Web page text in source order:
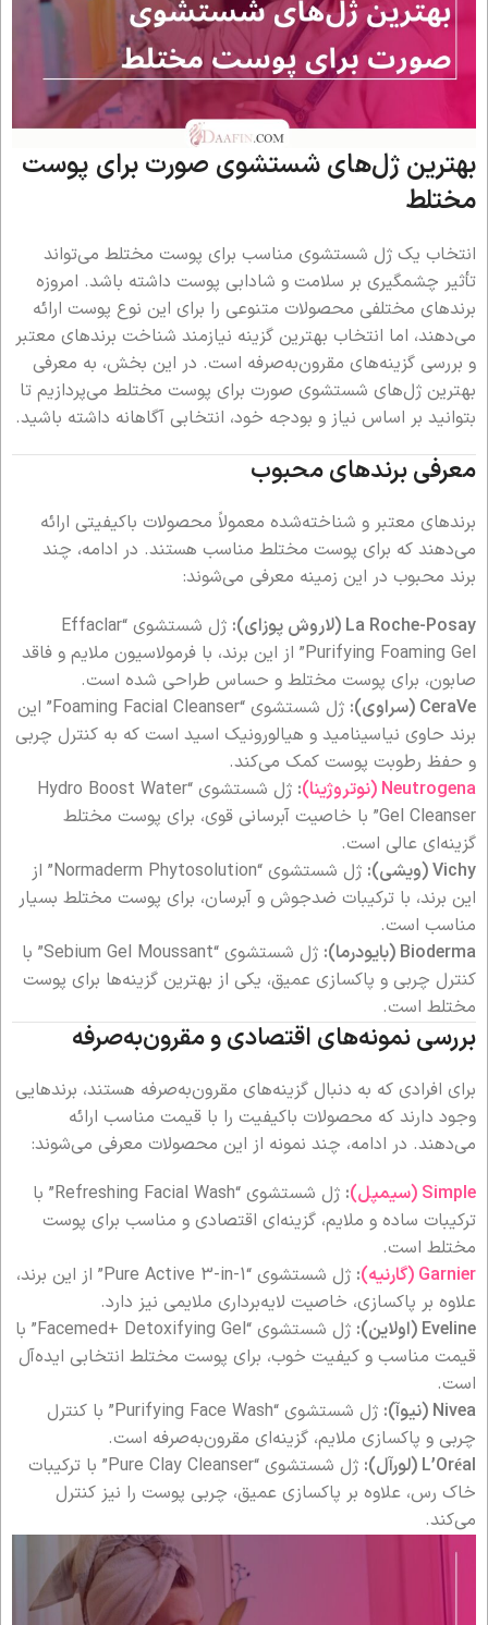
بهترین ژل‌های شستشوی صورت برای پوست
مختلط
انتخاب یک ژل شستشوی مناسب برای پوست مختلط می‌تواند
تأثیر چشمگیری بر سلامت و شادابی پوست داشته باشد. امروزه
برندهای مختلفی محصولات متنوعی را برای این نوع پوست ارائه
می‌دهند، اما انتخاب بهترین گزینه نیازمند شناخت برندهای معتبر
و بررسی گزینه‌های مقرون‌به‌صرفه است. در این بخش، به معرفی
بهترین ژل‌های شستشوی صورت برای پوست مختلط می‌پردازیم تا
بتوانید بر اساس نیاز و بودجه خود، انتخابی آگاهانه داشته باشید.
معرفی برندهای محبوب
برندهای معتبر و شناخته‌شده معمولاً محصولات باکیفیتی ارائه
می‌دهند که برای پوست مختلط مناسب هستند. در ادامه، چند
برند محبوب در این زمینه معرفی می‌شوند:
La Roche-Posay (لاروش پوزای):
ژل شستشوی “Effaclar
Purifying Foaming Gel” از این برند، با فرمولاسیون ملایم و فاقد
صابون، برای پوست مختلط و حساس طراحی شده است.
CeraVe (سراوی):
ژل شستشوی “Foaming Facial Cleanser” این
برند حاوی نیاسینامید و هیالورونیک اسید است که به کنترل چربی
و حفظ رطوبت پوست کمک می‌کند.
Neutrogena (نوتروژینا)
:
ژل شستشوی “Hydro Boost Water
Gel Cleanser” با خاصیت آبرسانی قوی، برای پوست مختلط
گزینه‌ای عالی است.
Vichy (ویشی):
ژل شستشوی “Normaderm Phytosolution” از
این برند، با ترکیبات ضدجوش و آبرسان، برای پوست مختلط بسیار
مناسب است.
Bioderma (بایودرما):
ژل شستشوی “Sebium Gel Moussant” با
کنترل چربی و پاکسازی عمیق، یکی از بهترین گزینه‌ها برای پوست
مختلط است.
بررسی نمونه‌های اقتصادی و مقرون‌به‌صرفه
برای افرادی که به دنبال گزینه‌های مقرون‌به‌صرفه هستند، برندهایی
وجود دارند که محصولات باکیفیت را با قیمت مناسب ارائه
می‌دهند. در ادامه، چند نمونه از این محصولات معرفی می‌شوند:
Simple (سیمپل)
:
ژل شستشوی “Refreshing Facial Wash” با
ترکیبات ساده و ملایم، گزینه‌ای اقتصادی و مناسب برای پوست
مختلط است.
Garnier (گارنیه)
:
ژل شستشوی “Pure Active 3-in-1” از این برند،
علاوه بر پاکسازی، خاصیت لایه‌برداری ملایمی نیز دارد.
Eveline (اولاین):
ژل شستشوی “Facemed+ Detoxifying Gel” با
قیمت مناسب و کیفیت خوب، برای پوست مختلط انتخابی ایده‌آل
است.
Nivea (نیوآ):
ژل شستشوی “Purifying Face Wash” با کنترل
چربی و پاکسازی ملایم، گزینه‌ای مقرون‌به‌صرفه است.
L’Oréal (لورآل):
ژل شستشوی “Pure Clay Cleanser” با ترکیبات
خاک رس، علاوه بر پاکسازی عمیق، چربی پوست را نیز کنترل
می‌کند.